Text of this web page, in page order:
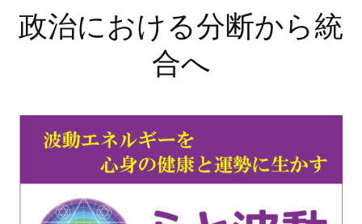
政治における分断から統
合へ